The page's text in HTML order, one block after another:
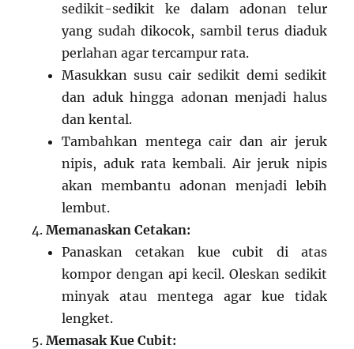
sedikit-sedikit ke dalam adonan telur
yang sudah dikocok, sambil terus diaduk
perlahan agar tercampur rata.
Masukkan susu cair sedikit demi sedikit
dan aduk hingga adonan menjadi halus
dan kental.
Tambahkan mentega cair dan air jeruk
nipis, aduk rata kembali. Air jeruk nipis
akan membantu adonan menjadi lebih
lembut.
Memanaskan Cetakan:
Panaskan cetakan kue cubit di atas
kompor dengan api kecil. Oleskan sedikit
minyak atau mentega agar kue tidak
lengket.
Memasak Kue Cubit: